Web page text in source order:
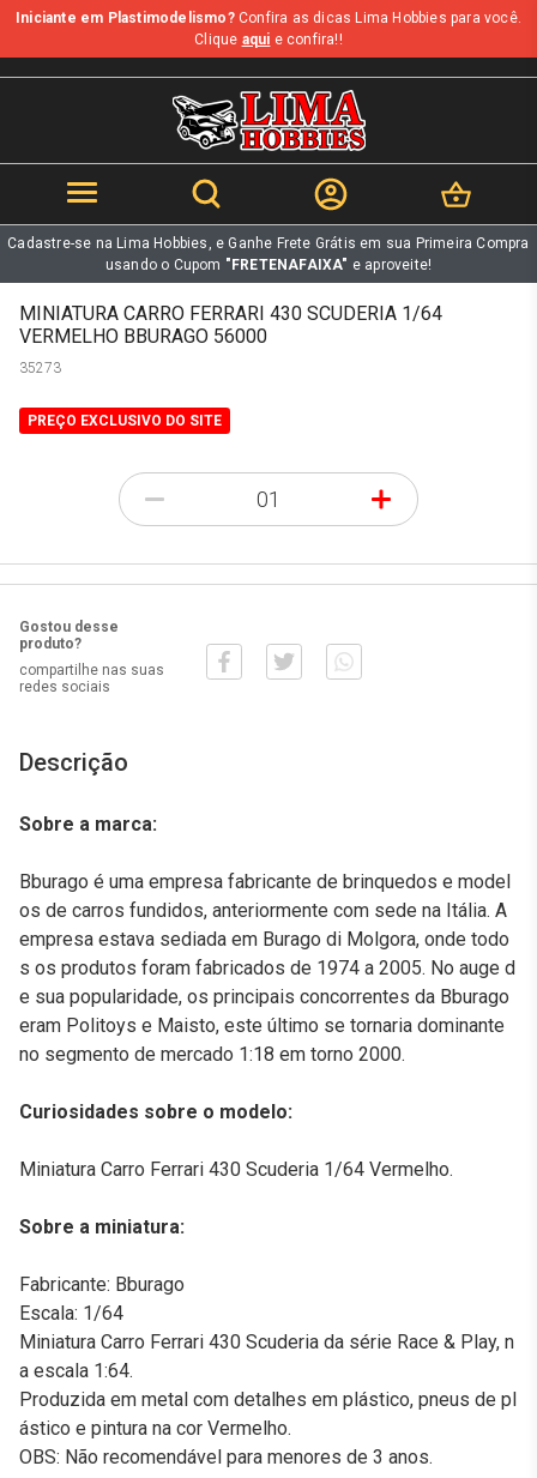
b
Iniciante em Plastimodelismo?Confira as dicas Lima Hobbies para você.
Clique aqui e confira!!
Cadastre-se na Lima Hobbies, e Ganhe Frete Grátis em sua Primeira Compra
usando o Cupom "FRETENAFAIXA" e aproveite!
MINIATURA CARRO FERRARI 430 SCUDERIA 1/64
VERMELHO BBURAGO 56000
35273
PREÇO EXCLUSIVO DO SITE
- +
Gostou desse
produto?
compartilhe nas suas
redes sociais
Descrição
Sobre a marca:
Bburago é uma empresa fabricante de brinquedos e model
os de carros fundidos, anteriormente com sede na Itália. A
empresa estava sediada em Burago di Molgora, onde todo
s os produtos foram fabricados de 1974 a 2005. No auge d
e sua popularidade, os principais concorrentes da Bburago
eram Politoys e Maisto, este último se tornaria dominante
no segmento de mercado 1:18 em torno 2000.
Curiosidades sobre o modelo:
Miniatura Carro Ferrari 430 Scuderia 1/64 Vermelho.
Sobre a miniatura:
Fabricante: Bburago
Escala: 1/64
Miniatura Carro Ferrari 430 Scuderia da série Race & Play, n
a escala 1:64.
Produzida em metal com detalhes em plástico, pneus de pl
ástico e pintura na cor Vermelho.
OBS: Não recomendável para menores de 3 anos.